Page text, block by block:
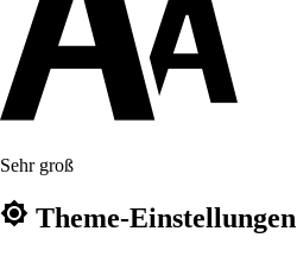
Sehr groß
Theme-Einstellungen